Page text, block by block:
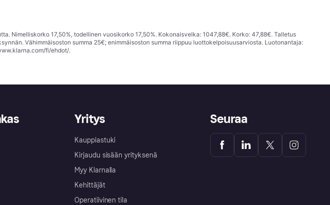
Nimelliskorko 17,50%, todellinen vuosikorko 17,50%. Kokonaisvelka: 1047,88€. Korko: 47,88€. Talletus
Vähimmäisoston summa 25€; enimmäisoston summa riippuu luottokelpoisuusarviosta. Luotonantaja:
fi/ehdot/.
Yritys
Kauppiastuki
Kirjaudu sisään yrityksenä
Myy Klarnalla
Kehittäjät
Operatiivinen tila
Seuraa